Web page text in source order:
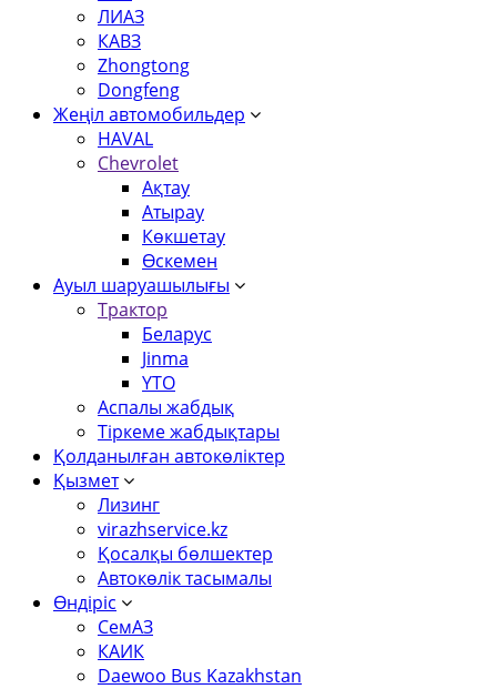
ЛИАЗ
КАВЗ
Zhongtong
Dongfeng
Жеңіл автомобильдер
HAVAL
Chevrolet
Ақтау
Атырау
Көкшетау
Өскемен
Ауыл шаруашылығы
Трактор
Беларус
Jinma
YTO
Аспалы жабдық
Тіркеме жабдықтары
Қолданылған автокөліктер
Қызмет
Лизинг
virazhservice.kz
Қосалқы бөлшектер
Автокөлік тасымалы
Өндіріс
СемАЗ
КАИК
Daewoo Bus Kazakhstan